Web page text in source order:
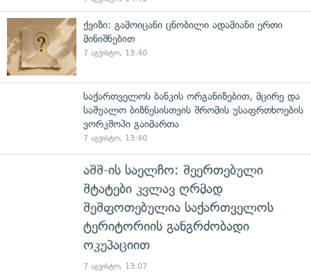
ქვიზი: გამოიცანი ცნობილი ადამიანი ერთი
მინიშნებით
7 აგვისტო, 13:40
საქართველოს ბანკის ორგანიზებით, მცირე და
საშუალო ბიზნესისთვის შრომის უსაფრთხოების
ვორკშოპი გაიმართა
7 აგვისტო, 13:40
აშშ-ის საელჩო: შეერთებული
შტატები კვლავ ღრმად
შეშფოთებულია საქართველოს
ტერიტორიის განგრძობადი
ოკუპაციით
7 აგვისტო, 13:07